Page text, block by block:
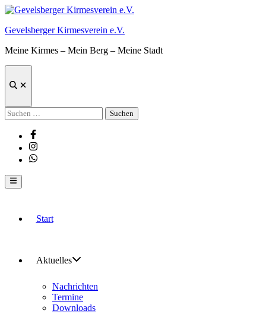
Zum
springen
Gevelsberger Kirmesverein e.V.
Meine Kirmes – Mein Berg – Meine Stadt
Suche
Suchen
nach:
Facebook
Instagram
Whatsapp
Hauptmenü
Start
Aktuelles
Nachrichten
Termine
Downloads